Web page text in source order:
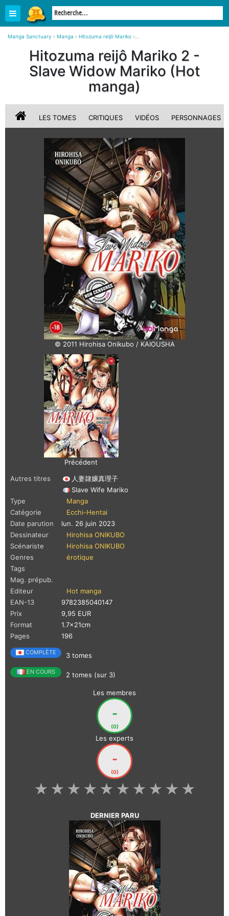
Manga Sanctuary › Manga › Hitozuma reijô Mariko ›
Hitozuma reijô Mariko 2 -
Slave Widow Mariko (Hot
manga)
LES TOMES CRITIQUES VIDÉOS PERSONNAGES
© 2011 Hirohisa Onikubo / KAIOUSHA
Précédent
Autres titres
人妻隷嬢真理子
Slave Wife Mariko
Type
Manga
Catégorie
Ecchi-Hentai
Date parution
lun. 26 juin 2023
Dessinateur
Hirohisa ONIKUBO
Scénariste
Hirohisa ONIKUBO
Genres
érotique
Tags
Mag. prépub.
Editeur
Hot manga
EAN-13
9782385040147
Prix
9,95 EUR
Format
1.7x21cm
Pages
196
COMPLÈTE 3 tomes
EN COURS 2 tomes (sur 3)
Les membres
-
(0)
Les experts
-
(0)
★
★
★
★
★
★
★
★
★
★
DERNIER PARU